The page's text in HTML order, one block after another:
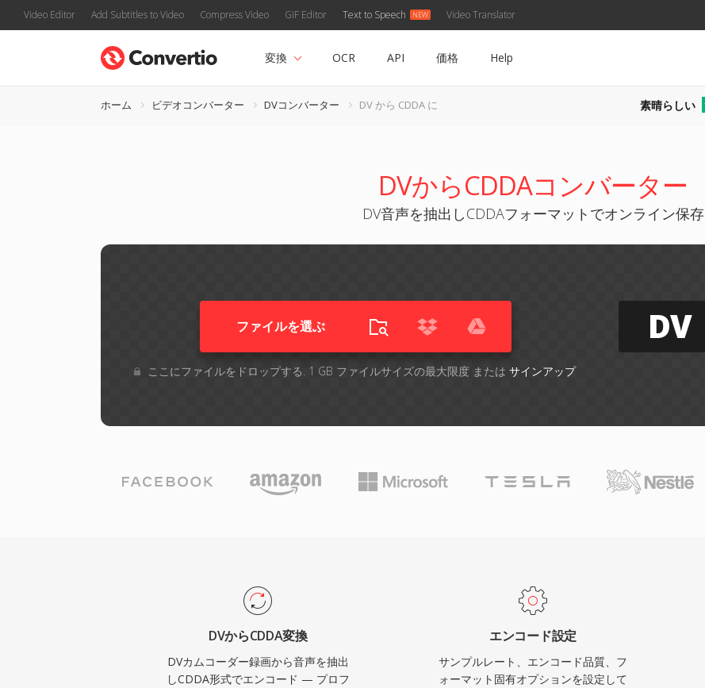
Video Editor Add Subtitles to Video Compress Video GIF Editor Text to Speech Video Translator
変換 OCR API 価格 Help
ホーム ビデオコンバーター DVコンバーター DV から CDDA に 素晴らしい
DVからCDDAコンバーター
DV音声を抽出しCDDAフォーマットでオンライン保存
ファイルを選ぶ
ここにファイルをドロップする. 1 GB ファイルサイズの最大限度 または サインアップ
DV
DVからCDDA変換
DVカムコーダー録画から音声を抽出
しCDDA形式でエンコード — プロフ
エンコード設定
サンプルレート、エンコード品質、フ
ォーマット固有オプションを設定して